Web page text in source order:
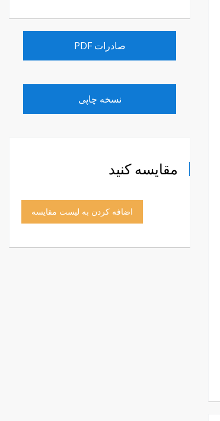
صادرات PDF
نسخه چاپی
مقایسه کنید
اضافه کردن به لیست مقایسه